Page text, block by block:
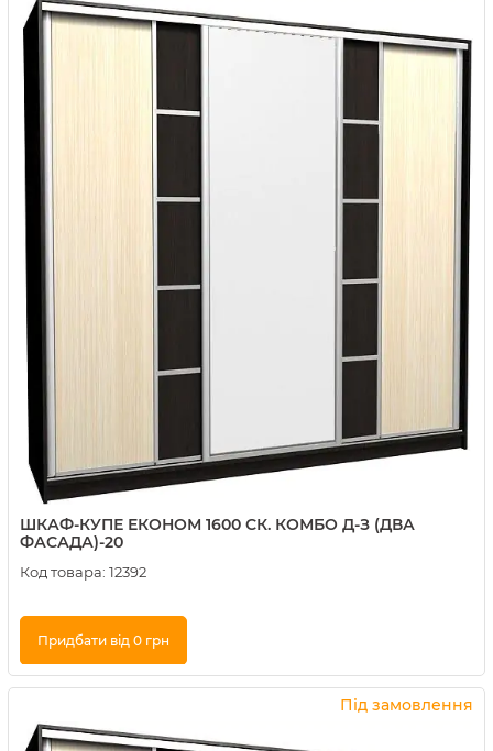
ШКАФ-КУПЕ ЕКОНОМ 1600 СК. КОМБО Д-З (ДВА
ФАСАДА)-20
Код товара: 12392
Придбати від 0 грн
Купити в 1 клік
Під замовлення